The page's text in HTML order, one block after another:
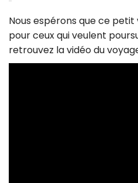
Nous espérons que ce
pour ceux qui veulent
retrouvez la vidéo du